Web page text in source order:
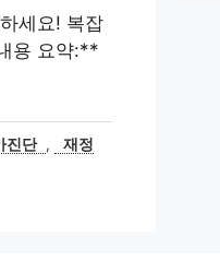
세요! 복잡
용 요약:**
진단 ,
재정